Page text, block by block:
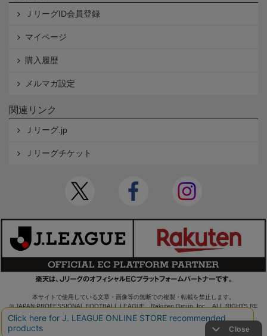
ＪリーグID会員登録
マイページ
購入履歴
メルマガ設定
関連リンク
Ｊリーグ.jp
Ｊリーグチケット
本サイトで使用している文章・画像等の無断での複製・転載を禁止します。
© JAPAN PROFESSIONAL FOOTBALL LEAGUE Rakuten Group, Inc. ALL RIGHTS RE
SERVED.